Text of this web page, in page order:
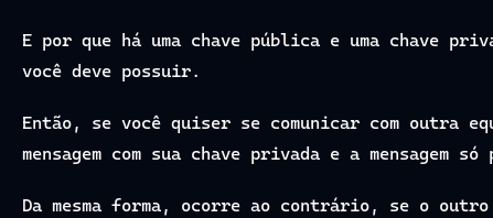
E por que há uma chave pública e uma chave
você deve possuir.
Então, se você quiser se comunicar com outra
mensagem com sua chave privada e a
Da mesma forma, ocorre ao contrário, se o